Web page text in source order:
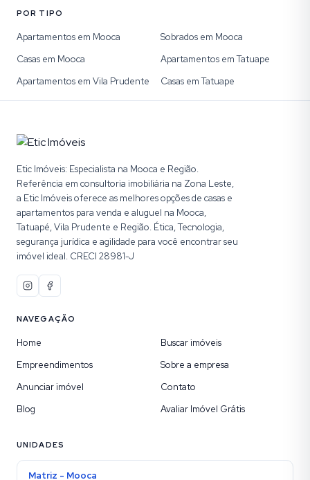
POR TIPO
Apartamentos em Mooca
Sobrados em Mooca
Casas em Mooca
Apartamentos em Tatuape
Apartamentos em Vila Prudente
Casas em Tatuape
Etic Imóveis: Especialista na Mooca e Região.
Referência em consultoria imobiliária na Zona Leste,
a Etic Imóveis oferece as melhores opções de casas e
apartamentos para venda e aluguel na Mooca,
Tatuapé, Vila Prudente e Região. Ética, Tecnologia,
segurança jurídica e agilidade para você encontrar seu
imóvel ideal. CRECI 28981-J
NAVEGAÇÃO
Home
Buscar imóveis
Empreendimentos
Sobre a empresa
Anunciar imóvel
Contato
Blog
Avaliar Imóvel Grátis
UNIDADES
Matriz - Mooca